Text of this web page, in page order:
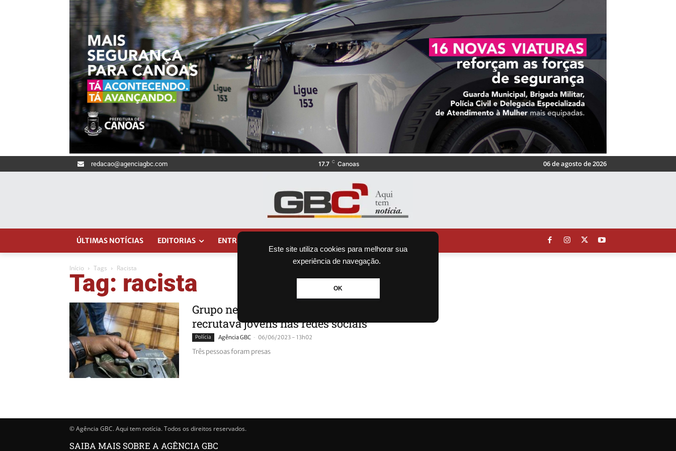
Este site utiliza cookies para melhorar sua
experiência de navegação.
OK
redacao@agenciagbc.com 17.7 C Canoas 06 de agosto de 2026
ÚLTIMAS NOTÍCIAS EDITORIAS ENTRETENIMENTO
Início Tags Racista
Tag: racista
Grupo neonazista que atuava em Canoas
recrutava jovens nas redes sociais
Polícia Agência GBC - 06/06/2023 - 13h02
Três pessoas foram presas
© Agência GBC. Aqui tem notícia. Todos os direitos reservados.
SAIBA MAIS SOBRE A AGÊNCIA GBC